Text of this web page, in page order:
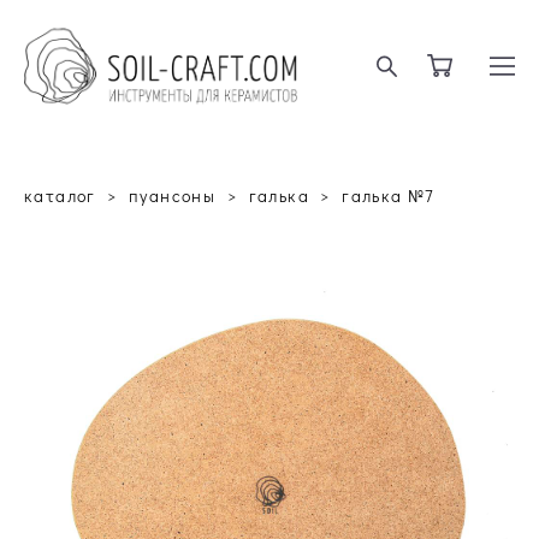
каталог > пуансоны > галька > галька №7